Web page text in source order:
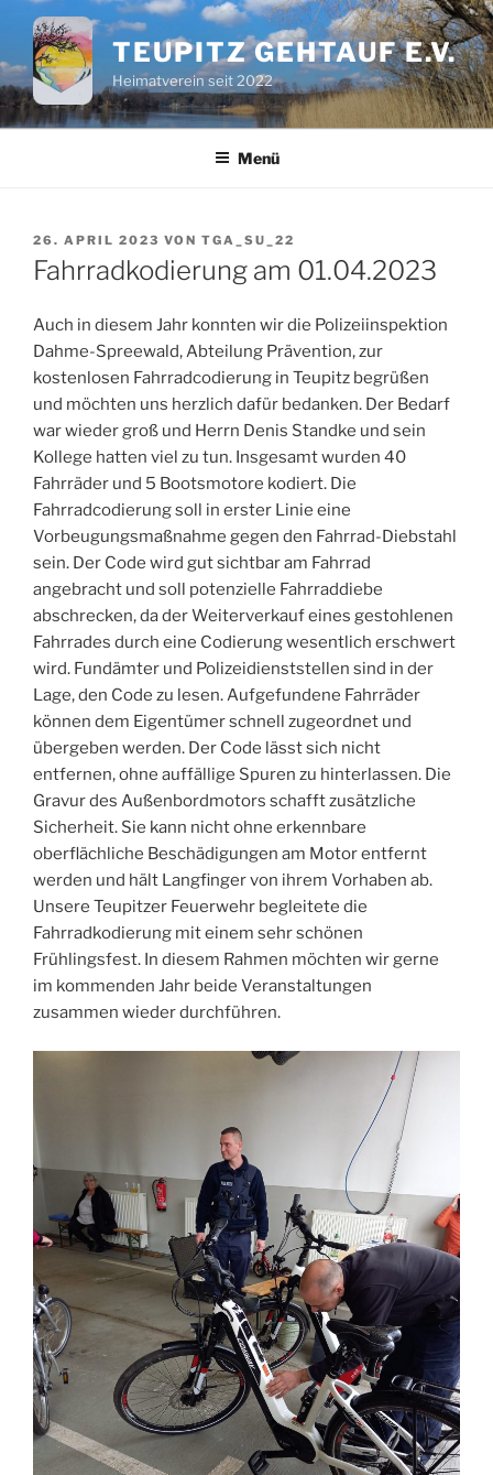
Inhalt
springen
TEUPITZ GEHTAUF E.V.
Heimatverein seit 2022
Menü
VERÖFFENTLICHT
AM
26. APRIL 2023 VON TGA_SU_22
Fahrradkodierung am 01.04.2023
Auch in diesem Jahr konnten wir die Polizeiinspektion
Dahme-Spreewald, Abteilung Prävention, zur
kostenlosen Fahrradcodierung in Teupitz begrüßen
und möchten uns herzlich dafür bedanken. Der Bedarf
war wieder groß und Herrn Denis Standke und sein
Kollege hatten viel zu tun. Insgesamt wurden 40
Fahrräder und 5 Bootsmotore kodiert. Die
Fahrradcodierung soll in erster Linie eine
Vorbeugungsmaßnahme gegen den Fahrrad-Diebstahl
sein. Der Code wird gut sichtbar am Fahrrad
angebracht und soll potenzielle Fahrraddiebe
abschrecken, da der Weiterverkauf eines gestohlenen
Fahrrades durch eine Codierung wesentlich erschwert
wird. Fundämter und Polizeidienststellen sind in der
Lage, den Code zu lesen. Aufgefundene Fahrräder
können dem Eigentümer schnell zugeordnet und
übergeben werden. Der Code lässt sich nicht
entfernen, ohne auffällige Spuren zu hinterlassen. Die
Gravur des Außenbordmotors schafft zusätzliche
Sicherheit. Sie kann nicht ohne erkennbare
oberflächliche Beschädigungen am Motor entfernt
werden und hält Langfinger von ihrem Vorhaben ab.
Unsere Teupitzer Feuerwehr begleitete die
Fahrradkodierung mit einem sehr schönen
Frühlingsfest. In diesem Rahmen möchten wir gerne
im kommenden Jahr beide Veranstaltungen
zusammen wieder durchführen.